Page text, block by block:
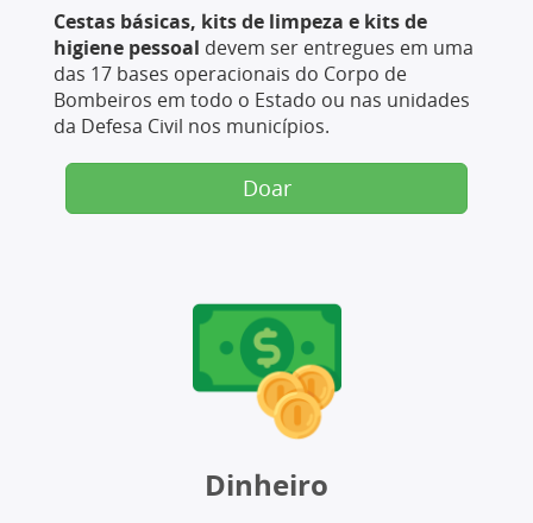
Cestas básicas, kits de limpeza e kits de
higiene pessoal devem ser entregues em uma
das 17 bases operacionais do Corpo de
Bombeiros em todo o Estado ou nas unidades
da Defesa Civil nos municípios.
Doar
Dinheiro